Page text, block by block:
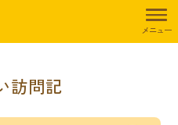
メニュー
訪問記